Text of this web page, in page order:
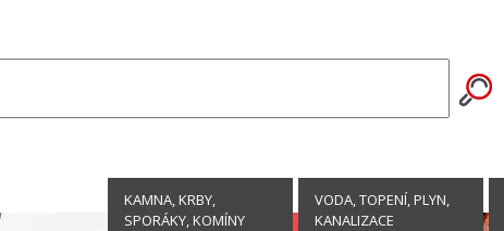
KAMNA, KRBY,
SPORÁKY, KOMÍNY
VODA, TOPENÍ, PLYN,
KANALIZACE